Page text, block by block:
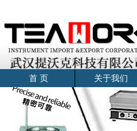
首 页 关于我们